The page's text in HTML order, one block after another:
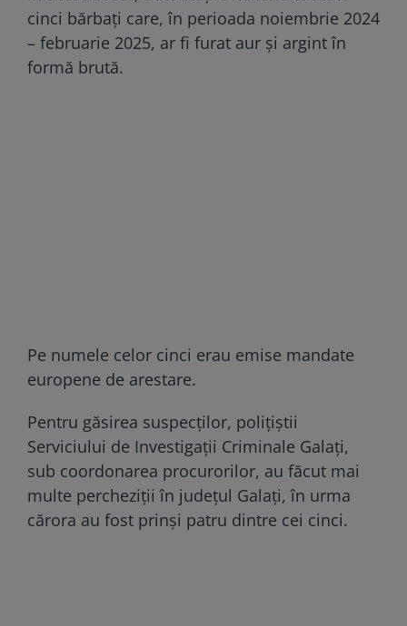
cinci bărbați care, în perioada noiembrie 2024
– februarie 2025, ar fi furat aur și argint în
formă brută.
Pe numele celor cinci erau emise mandate
europene de arestare.
Pentru găsirea suspecților, polițiștii
Serviciului de Investigații Criminale Galați,
sub coordonarea procurorilor, au făcut mai
multe percheziții în județul Galați, în urma
cărora au fost prinși patru dintre cei cinci.